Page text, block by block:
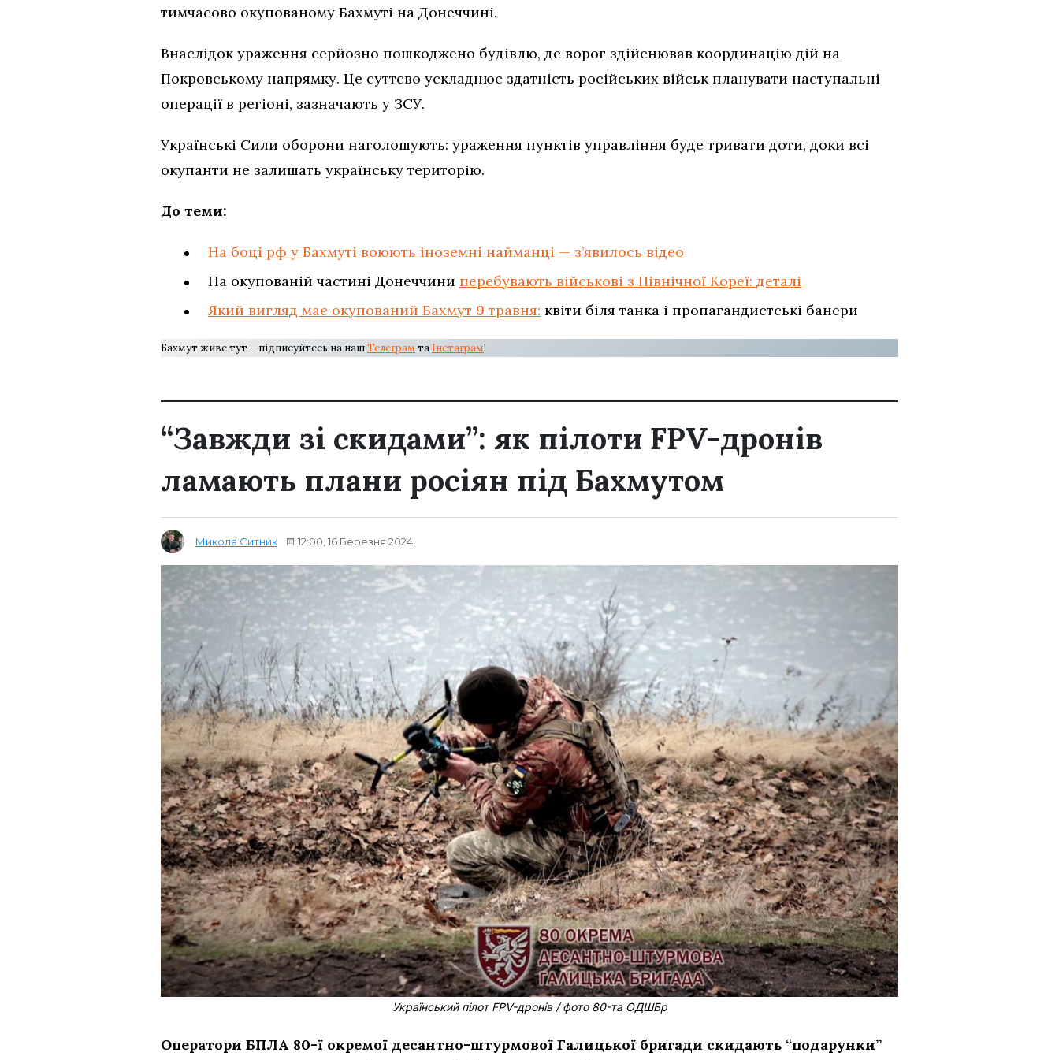
тимчасово окупованому Бахмуті на Донеччині.
Внаслідок ураження серйозно пошкоджено будівлю, де ворог здійснював координацію дій на
Покровському напрямку. Це суттєво ускладнює здатність російських військ планувати наступальні
операції в регіоні, зазначають у ЗСУ.
Українські Сили оборони наголошують: ураження пунктів управління буде тривати доти, доки всі
окупанти не залишать українську територію.
До теми:
На боці рф у Бахмуті воюють іноземні найманці — з’явилось відео
На окупованій частині Донеччини перебувають військові з Північної Кореї: деталі
Який вигляд має окупований Бахмут 9 травня: квіти біля танка і пропагандистські банери
Бахмут живе тут – підписуйтесь на нашТелеграм та Інстаграм!
“Завжди зі скидами”: як пілоти FPV-дронів
ламають плани росіян під Бахмутом
Микола Ситник 12:00, 16 Березня 2024
Український пілот FPV-дронів / фото 80-та ОДШБр
Оператори БПЛА 80-ї окремої десантно-штурмової Галицької бригади скидають “подарунки”